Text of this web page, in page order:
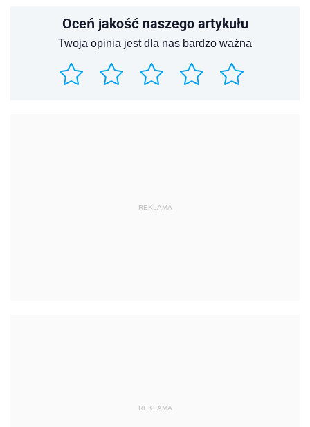
Oceń jakość naszego artykułu
Twoja opinia jest dla nas bardzo ważna
REKLAMA
REKLAMA